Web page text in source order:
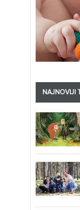
NAJNOVIJI